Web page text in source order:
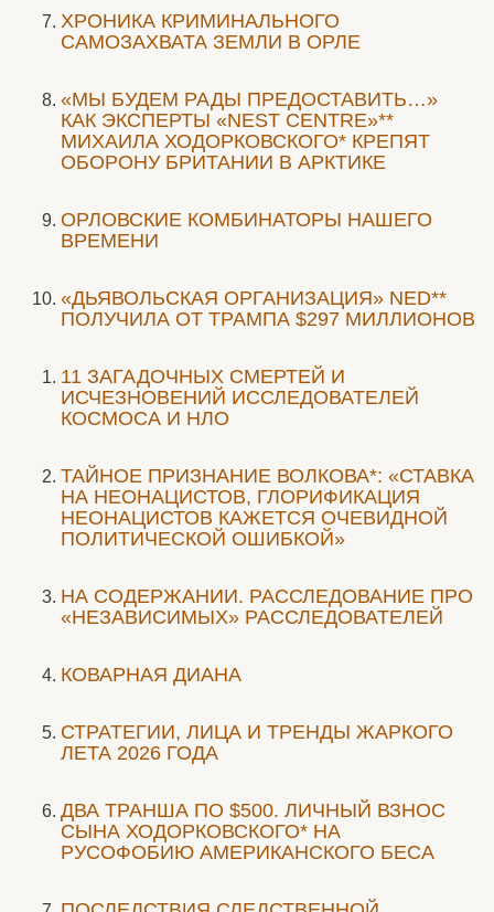
ХРОНИКА КРИМИНАЛЬНОГО
САМОЗАХВАТА ЗЕМЛИ В ОРЛЕ
«МЫ БУДЕМ РАДЫ ПРЕДОСТАВИТЬ…»
КАК ЭКСПЕРТЫ «NEST CENTRE»**
МИХАИЛА ХОДОРКОВСКОГО* КРЕПЯТ
ОБОРОНУ БРИТАНИИ В АРКТИКЕ
ОРЛОВСКИЕ КОМБИНАТОРЫ НАШЕГО
ВРЕМЕНИ
«ДЬЯВОЛЬСКАЯ ОРГАНИЗАЦИЯ» NED**
ПОЛУЧИЛА ОТ ТРАМПА $297 МИЛЛИОНОВ
11 ЗАГАДОЧНЫХ СМЕРТЕЙ И
ИСЧЕЗНОВЕНИЙ ИССЛЕДОВАТЕЛЕЙ
КОСМОСА И НЛО
ТАЙНОЕ ПРИЗНАНИЕ ВОЛКОВА*: «СТАВКА
НА НЕОНАЦИСТОВ, ГЛОРИФИКАЦИЯ
НЕОНАЦИСТОВ КАЖЕТСЯ ОЧЕВИДНОЙ
ПОЛИТИЧЕСКОЙ ОШИБКОЙ»
НА СОДЕРЖАНИИ. РАССЛЕДОВАНИЕ ПРО
«НЕЗАВИСИМЫХ» РАССЛЕДОВАТЕЛЕЙ
КОВАРНАЯ ДИАНА
СТРАТЕГИИ, ЛИЦА И ТРЕНДЫ ЖАРКОГО
ЛЕТА 2026 ГОДА
ДВА ТРАНША ПО $500. ЛИЧНЫЙ ВЗНОС
СЫНА ХОДОРКОВСКОГО* НА
РУСОФОБИЮ АМЕРИКАНСКОГО БЕСА